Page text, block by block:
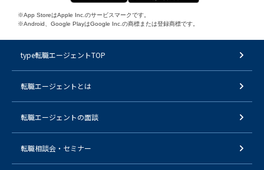
※App StoreはApple Inc.のサービスマークです。
※Android、Google PlayはGoogle Inc.の商標または登録商標です。
type転職エージェントTOP
転職エージェントとは
転職エージェントの面談
転職相談会・セミナー